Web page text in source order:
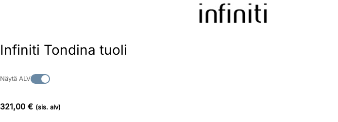
Infiniti Tondina tuoli
Näytä ALV
321,00 € (sis. alv)